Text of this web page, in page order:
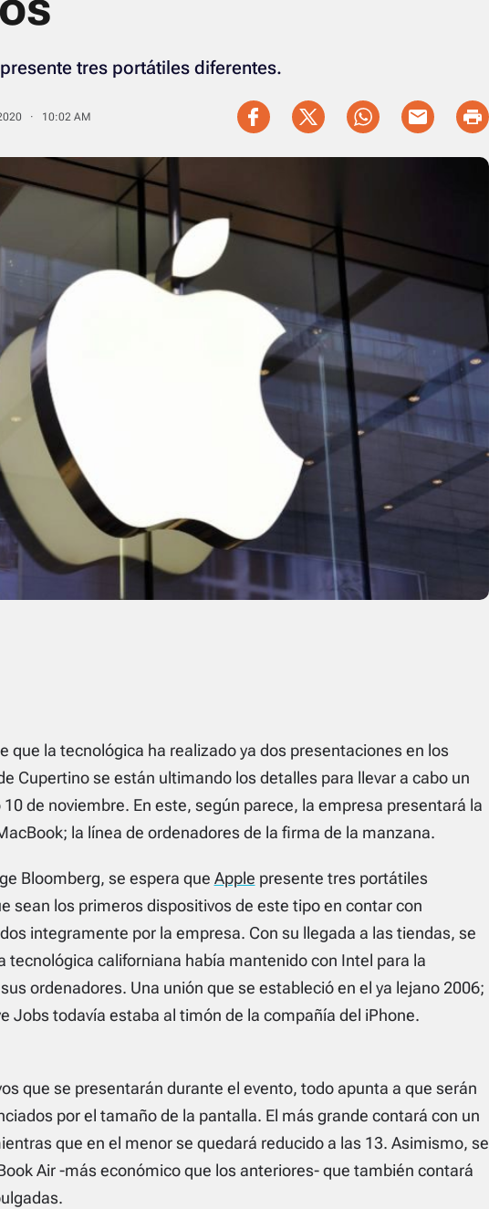
tres portátiles diferentes.
2020 · 10:02 AM
que la tecnológica ha realizado ya dos presentaciones en los
Cupertino se están ultimando los detalles para llevar a cabo un
de noviembre. En este, según parece, la empresa presentará la
la línea de ordenadores de la firma de la manzana.
Bloomberg, se espera que Apple presente tres portátiles
sean los primeros dispositivos de este tipo en contar con
integramente por la empresa. Con su llegada a las tiendas, se
tecnológica californiana había mantenido con Intel para la
ordenadores. Una unión que se estableció en el ya lejano 2006;
Jobs todavía estaba al timón de la compañía del iPhone.
que se presentarán durante el evento, todo apunta a que serán
por el tamaño de la pantalla. El más grande contará con un
que en el menor se quedará reducido a las 13. Asimismo, se
Air -más económico que los anteriores- que también contará